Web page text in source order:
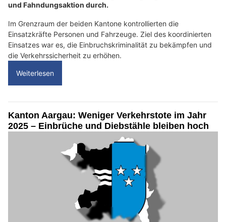
und Fahndungsaktion durch.
Im Grenzraum der beiden Kantone kontrollierten die
Einsatzkräfte Personen und Fahrzeuge. Ziel des koordinierten
Einsatzes war es, die Einbruchskriminalität zu bekämpfen und
die Verkehrssicherheit zu erhöhen.
Weiterlesen
Kanton Aargau: Weniger Verkehrstote im Jahr
2025 – Einbrüche und Diebstähle bleiben hoch